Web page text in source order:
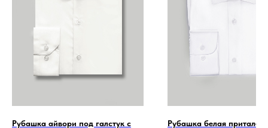
Рубашка айвори под галстук с Рубашка белая